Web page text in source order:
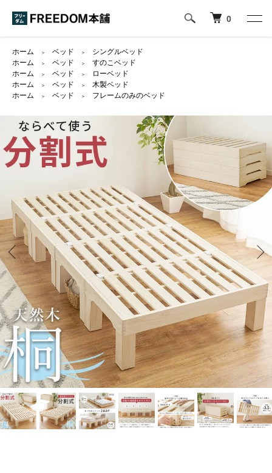
0
ホーム ＞ ベッド ＞
シングルベッド
ホーム
＞ ベッド ＞
すのこベッド
ホーム
＞ ベッド ＞
ローベッド
ホーム
＞ ベッド ＞
木製ベッド
ホーム
＞ ベッド ＞ フレームのみのベッド